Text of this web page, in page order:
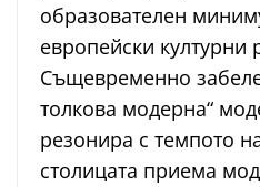
образователен
европейски културни
Същевременно
толкова модерна“
резонира с темпото
столицата приема